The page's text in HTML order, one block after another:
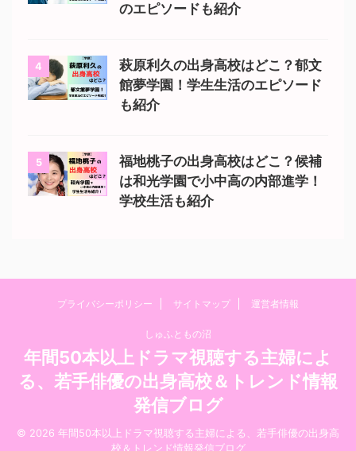
のエピソードも紹介
4
萩原利久の出身高校はどこ？郁文
館夢学園！学生生活のエピソード
も紹介
5
福地桃子の出身高校はどこ？候補
は和光学園で小中高の内部進学！
学校生活も紹介
プライバシーポリシー サイトマップ 運営者情報
しゅふともの沼
年間50本以上ドラマ視聴する主婦によ
る、若手俳優の出身高校＆トレンド情報
発信ブログ
© 2026 年間50本以上ドラマ視聴する主婦による、若手俳優の出身高
校＆トレンド情報発信ブログ